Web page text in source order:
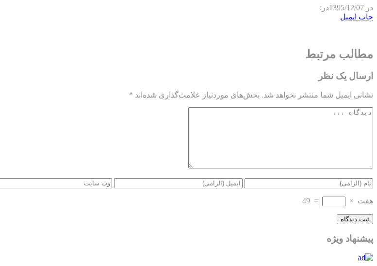
در 1395/12/07در:
چاپ ایمیل
مطالب مرتبط
ارسال یک نظر
نشانی ایمیل شما منتشر نخواهد شد. بخش‌های موردنیاز علامت‌گذاری شده‌اند *
هفت ×
=
49
پیشنهاد ویژه